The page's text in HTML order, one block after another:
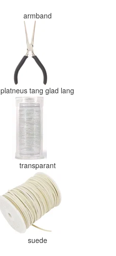
armband
platneus tang glad lang
transparant
suede